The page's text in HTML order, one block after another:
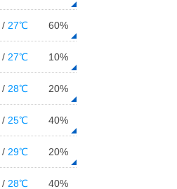
/ 27℃ 60%
/ 27℃ 10%
/ 28℃ 20%
/ 25℃ 40%
/ 29℃ 20%
/ 28℃ 40%